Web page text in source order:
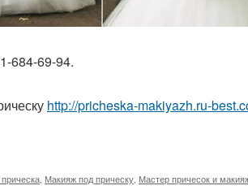
684-69-94.
http://pricheska-makiyazh.ru-
Макияж под прическу Мастер причесок и